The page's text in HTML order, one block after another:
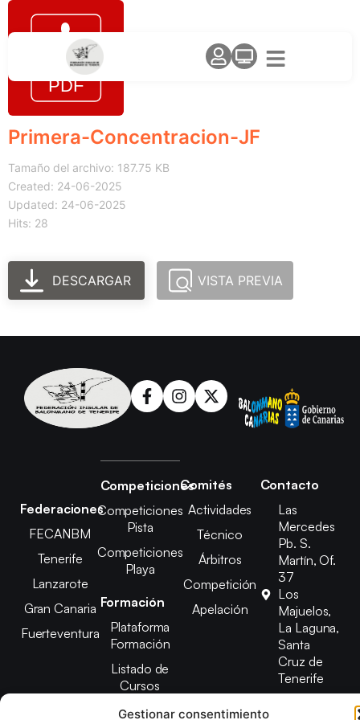
Gestionar consentimiento
Primera-Concentracion-JF
Tamaño del archivo: 187.75 KB
Created: 24-06-2025
Updated: 24-06-2025
Hits: 28
DESCARGAR VISTA PREVIA
Federaciones
FECANBM
Tenerife
Lanzarote
Gran Canaria
Fuerteventura
Competiciones
Competiciones
Pista
Competiciones
Playa
Formación
Plataforma
Formación
Listado de
Cursos
Comités
Actividades
Técnico
Árbitros
Competición
Apelación
Contacto
Las
Mercedes
Pb. S.
Martín, Of.
37
Los
Majuelos,
La Laguna,
Santa
Cruz de
Tenerife